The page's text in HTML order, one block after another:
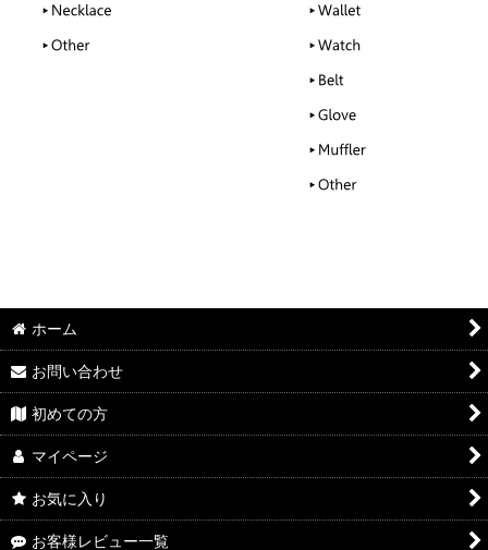
ホーム
お問い合わせ
初めての方
マイページ
お気に入り
お客様レビュー一覧